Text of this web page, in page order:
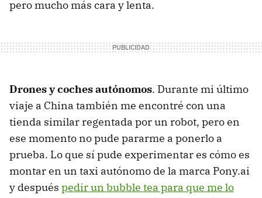
pero mucho más cara y lenta.
Drones y coches autónomos. Durante mi último
viaje a China también me encontré con una
tienda similar regentada por un robot, pero en
ese momento no pude pararme a ponerlo a
prueba. Lo que sí pude experimentar es cómo es
montar en un taxi autónomo de la marca Pony.ai
y después pedir un bubble tea para que me lo